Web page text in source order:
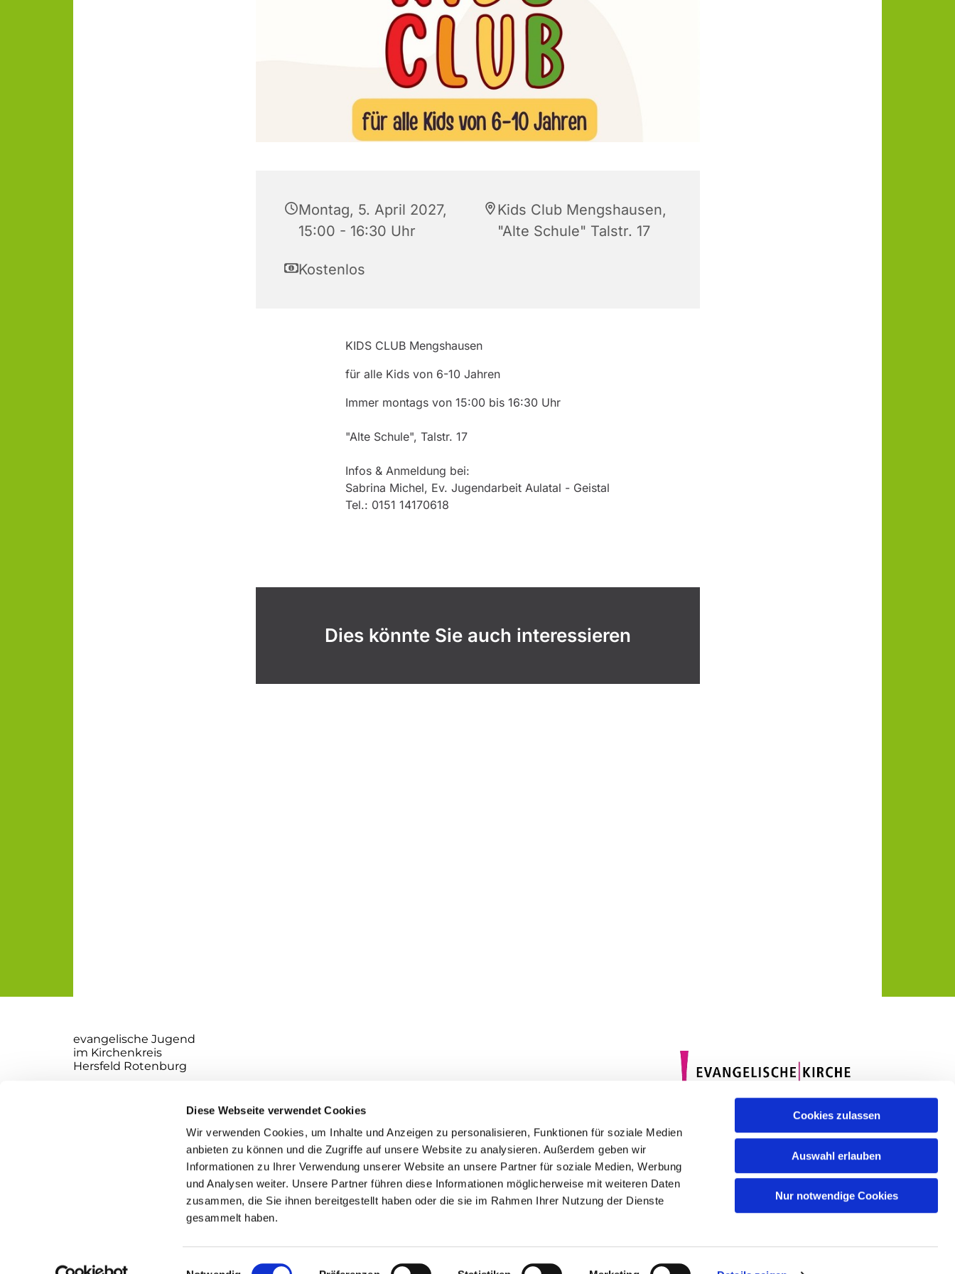
Diese Webseite verwendet Cookies
Wir verwenden Cookies, um Inhalte und Anzeigen zu personalisieren, Funktionen für soziale Medien
anbieten zu können und die Zugriffe auf unsere Website zu analysieren. Außerdem geben wir
Informationen zu Ihrer Verwendung unserer Website an unsere Partner für soziale Medien, Werbung
und Analysen weiter. Unsere Partner führen diese Informationen möglicherweise mit weiteren Daten
zusammen, die Sie ihnen bereitgestellt haben oder die sie im Rahmen Ihrer Nutzung der Dienste
gesammelt haben.
Einwilligungsauswahl
Cookies zulassen
Auswahl erlauben
Nur notwendige Cookies
Montag, 5. April 2027,
15:00 - 16:30 Uhr
Kids Club Mengshausen,
"Alte Schule" Talstr. 17
Kostenlos
KIDS CLUB Mengshausen
für alle Kids von 6-10 Jahren
Immer montags von 15:00 bis 16:30 Uhr
"Alte Schule", Talstr. 17
Infos & Anmeldung bei:
Sabrina Michel, Ev. Jugendarbeit Aulatal - Geistal
Tel.: 0151 14170618
Dies könnte Sie auch interessieren
evangelische Jugend
im Kirchenkreis
Hersfeld Rotenburg